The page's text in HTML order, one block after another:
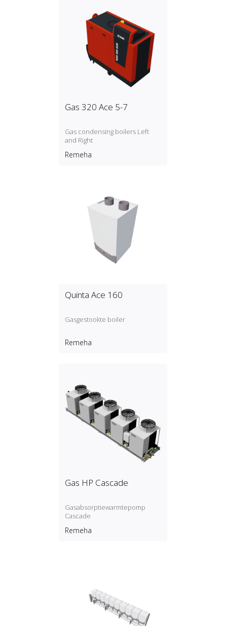
Gas 320 Ace 5-7
Gas condensing boilers Left
and Right
Remeha
Quinta Ace 160
Gasgestookte boiler
Remeha
Gas HP Cascade
Gasabsorptiewarmtepomp
Cascade
Remeha